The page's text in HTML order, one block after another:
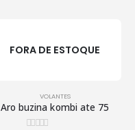
FORA DE ESTOQUE
VOLANTES
Aro buzina kombi ate 75